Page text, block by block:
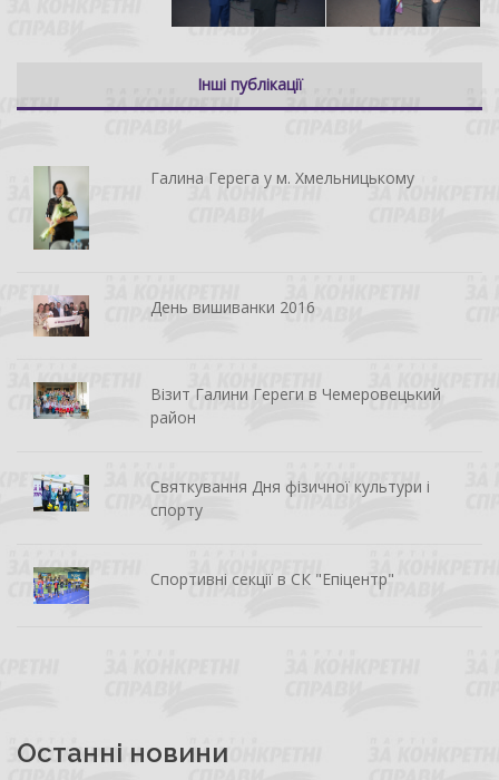
Інші публікації
Галина Герега у м. Хмельницькому
День вишиванки 2016
Візит Галини Гереги в Чемеровецький
район
Святкування Дня фізичної культури і
спорту
Спортивні секції в СК "Епіцентр"
Останні новини